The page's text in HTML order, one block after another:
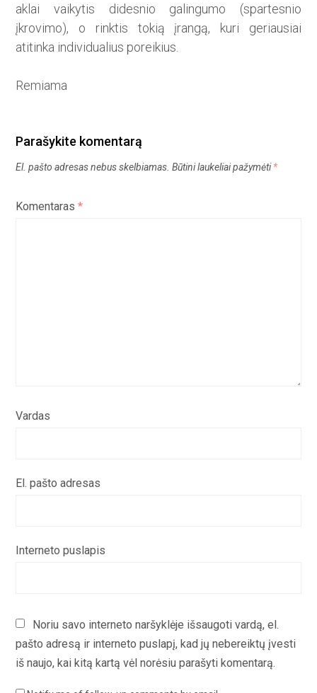
aklai vaikytis didesnio galingumo (spartesnio
įkrovimo), o rinktis tokią įrangą, kuri geriausiai
atitinka individualius poreikius.
Remiama
Parašykite komentarą
El. pašto adresas nebus skelbiamas. Būtini laukeliai pažymėti*
Komentaras*
Vardas
El. pašto adresas
Interneto puslapis
Noriu savo interneto naršyklėje išsaugoti vardą, el.
pašto adresą ir interneto puslapį, kad jų nebereiktų įvesti
iš naujo, kai kitą kartą vėl norėsiu parašyti komentarą.